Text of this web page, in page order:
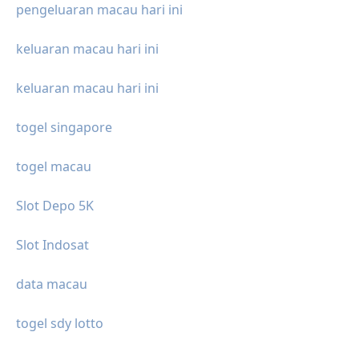
pengeluaran macau hari ini
keluaran macau hari ini
keluaran macau hari ini
togel singapore
togel macau
Slot Depo 5K
Slot Indosat
data macau
togel sdy lotto